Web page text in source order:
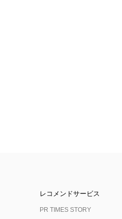
レコメンドサービス
PR TIMES STORY